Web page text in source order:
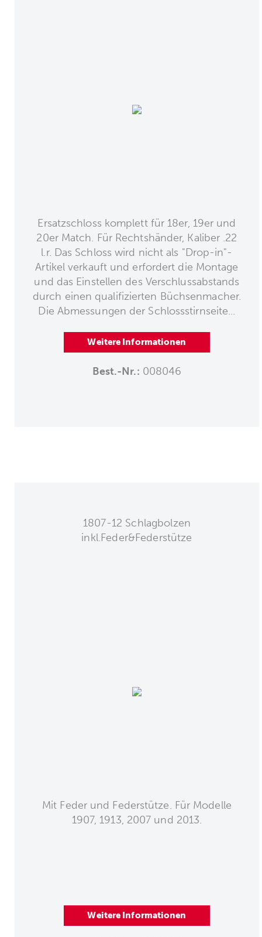
Ersatzschloss komplett für 18er, 19er und
20er Match. Für Rechtshänder, Kaliber .22
l.r. Das Schloss wird nicht als "Drop-in"-
Artikel verkauft und erfordert die Montage
und das Einstellen des Verschlussabstands
durch einen qualifizierten Büchsenmacher.
Die Abmessungen der Schlossstirnseite...
Weitere Informationen
Best.-Nr.: 008046
1807-12 Schlagbolzen
inkl.Feder&Federstütze
Mit Feder und Federstütze. Für Modelle
1907, 1913, 2007 und 2013.
Weitere Informationen